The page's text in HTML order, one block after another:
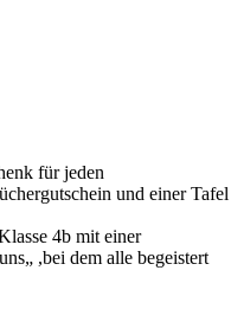
für jeden
und einer Tafel
4b mit einer
,bei dem alle begeistert